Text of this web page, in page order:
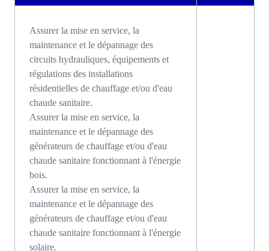
Assurer la mise en service, la
maintenance et le dépannage des
circuits hydrauliques, équipements et
régulations des installations
résidentielles de chauffage et/ou d'eau
chaude sanitaire.
Assurer la mise en service, la
maintenance et le dépannage des
générateurs de chauffage et/ou d'eau
chaude sanitaire fonctionnant à l'énergie
bois.
Assurer la mise en service, la
maintenance et le dépannage des
générateurs de chauffage et/ou d'eau
chaude sanitaire fonctionnant à l'énergie
solaire.